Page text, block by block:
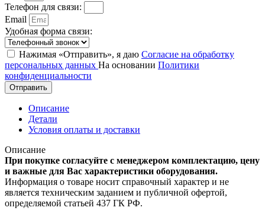
Телефон для связи:
Email
Удобная форма связи:
Нажимая «Отправить», я даю Согласие на обработку
персональных данных На основании Политики
конфиденциальности
Отправить
Описание
Детали
Условия оплаты и доставки
Описание
При покупке согласуйте с менеджером комплектацию, цену
и важные для Вас характеристики оборудования.
Информация о товаре носит справочный характер и не
является техническим заданием и публичной офертой,
определяемой статьей 437 ГК РФ.